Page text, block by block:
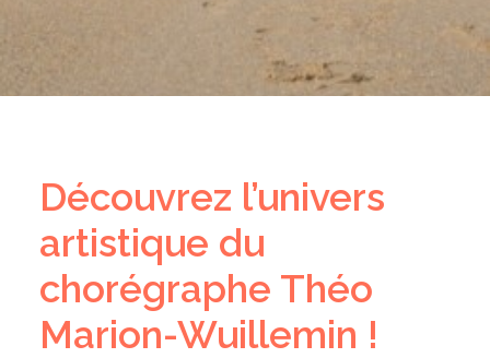
Découvrez l’univers
artistique du
chorégraphe Théo
Marion-Wuillemin !